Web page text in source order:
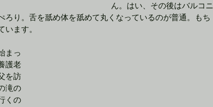
ん。はい、その後はバルコニ
ろり。舌を舐め体を舐めて丸くなっているのが普通。もち
います。
まっ
護老
を訪
滝の
くの